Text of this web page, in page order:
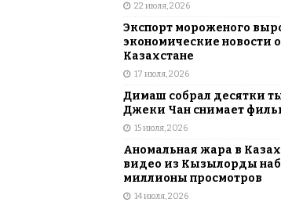
22 июля, 2026
Экспорт мороженого
экономические новости
Казахстане
17 июля, 2026
Димаш собрал десятки
Джеки Чан снимает
15 июля, 2026
Аномальная жара в
видео из Кызылорды
миллионы просмотров
14 июля, 2026